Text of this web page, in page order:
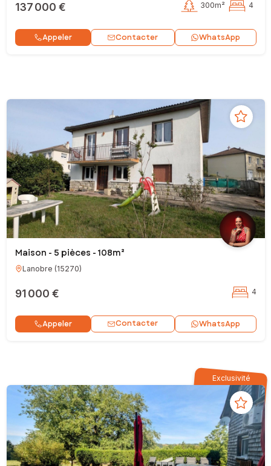
137 000 € 300m² 4
Appeler Contacter WhatsApp
Maison - 5 pièces - 108m²
Lanobre (15270)
91 000 € 4
Appeler Contacter WhatsApp
Exclusivité